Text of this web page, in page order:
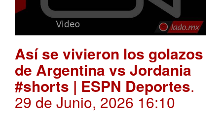
Así se vivieron los golazos
de Argentina vs Jordania
#shorts | ESPN Deportes.
29 de Junio, 2026 16:10